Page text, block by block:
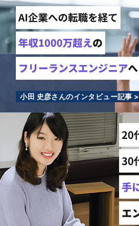
小田 史彦さんのインタビュー記事 >